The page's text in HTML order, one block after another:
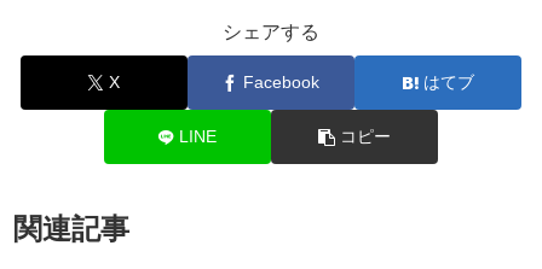
シェアする
X Facebook はてブ
LINE コピー
関連記事